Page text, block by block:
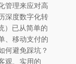
管理来应对高
深度数字化转
）已从简单的
、移动支付的
何避免踩坑？
观、实用的